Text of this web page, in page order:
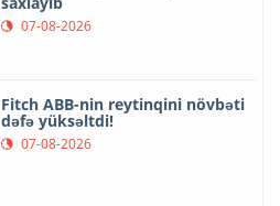
07-08-2026
Fitch ABB-nin reytinqini növbəti
dəfə yüksəltdi!
07-08-2026